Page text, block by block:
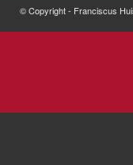
© Copyright - Franciscus